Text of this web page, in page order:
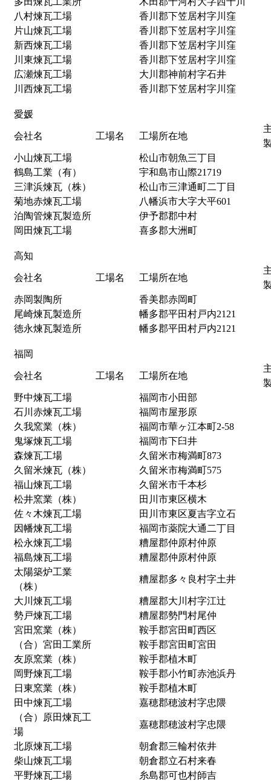
八村煉瓦工場
香川郡下笠居村字川窪
片山煉瓦工場
香川郡下笠居村字川窪
新西煉瓦工場
香川郡下笠居村字川窪
川東煉瓦工場
香川郡下笠居村字川窪
広瀬煉瓦工場
大川郡神前村字石井
川西煉瓦工場
香川郡下笠居村字川窪
愛媛
会社名 工場名 工場所在地
小山煉瓦工場
松山市朝魚三丁目
鶴島工業（有）
宇和島市山際21719
三津浜煉瓦（株）
松山市三津通町二丁目
菊地赤煉瓦工場
八幡浜市大字大平601
泊陶管煉瓦製造所
伊予郡郡中村
岡田煉瓦工場
喜多郡大洲町
高知
会社名 工場名 工場所在地
赤岡製陶所
香美郡赤岡町
尾崎煉瓦製造所
幡多郡平田村戸内2121
徳永煉瓦製造所
幡多郡平田村戸内2121
福岡
会社名 工場名 工場所在地
野中煉瓦工場
福岡市小田部
石川赤煉瓦工場
福岡市屋形原
久我窯業（株）
福岡市華ヶ江本町2-58
鬼塚煉瓦工場
福岡市下臼井
森煉瓦工場
久留米市梅満町873
久留米煉瓦（株）
久留米市梅満町575
福山煉瓦工場
久留米市千本杉
松井窯業（株）
田川市東区横木
佐々木煉瓦工場
田川市東区夏吉字立石
因幡煉瓦工場
福岡市薬院大通二丁目
松永煉瓦工場
糟屋郡仲原村仲原
福島煉瓦工場
糟屋郡仲原村仲原
太陽築炉工業
（株）
糟屋郡多々良村字土井
大川煉瓦工場
糟屋郡大川村字江辻
勢戸煉瓦工場
糟屋郡勢門村尾仲
宮田窯業（株）
鞍手郡宮田町西区
（合）宮田工業所
鞍手郡宮田町宮田
友原窯業（株）
鞍手郡植木町
岡野煉瓦工場
鞍手郡小竹町赤池浜丹
日東窯業（株）
鞍手郡植木町
田中煉瓦工場
嘉穂郡穂波村字忠隈
（合）原田煉瓦工
場
嘉穂郡穂波村字忠隈
北原煉瓦工場
朝倉郡三輪村依井
柴山煉瓦工場
朝倉郡立石村来春
平野煉瓦工場
糸島郡可也村師吉